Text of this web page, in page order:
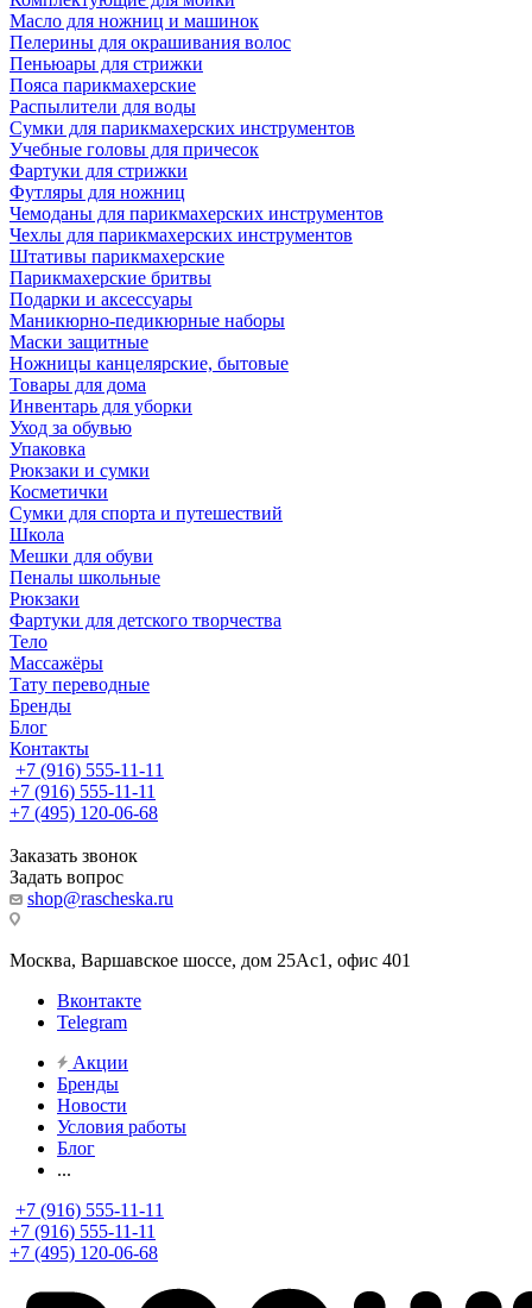
Масло для ножниц и машинок
Пелерины для окрашивания волос
Пеньюары для стрижки
Пояса парикмахерские
Распылители для воды
Сумки для парикмахерских инструментов
Учебные головы для причесок
Фартуки для стрижки
Футляры для ножниц
Чемоданы для парикмахерских инструментов
Чехлы для парикмахерских инструментов
Штативы парикмахерские
Парикмахерские бритвы
Подарки и аксессуары
Маникюрно-педикюрные наборы
Маски защитные
Ножницы канцелярские, бытовые
Товары для дома
Инвентарь для уборки
Уход за обувью
Упаковка
Рюкзаки и сумки
Косметички
Сумки для спорта и путешествий
Школа
Мешки для обуви
Пеналы школьные
Рюкзаки
Фартуки для детского творчества
Тело
Массажёры
Тату переводные
Бренды
Блог
Контакты
+7 (916) 555-11-11
+7 (916) 555-11-11
+7 (495) 120-06-68
Заказать звонок
Задать вопрос
shop@rascheska.ru
Москва, Варшавское шоссе, дом 25Аc1, офис 401
Вконтакте
Telegram
Акции
Бренды
Новости
Условия работы
Блог
...
+7 (916) 555-11-11
+7 (916) 555-11-11
+7 (495) 120-06-68